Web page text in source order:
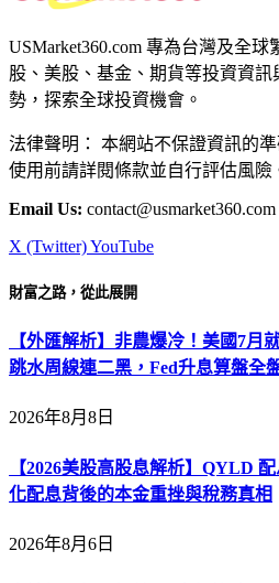
USMarket360.com 專為台灣及全
股、美股、基金、期貨等投資資
勢，探索全球投資機會。
法律聲明： 本網站不保證資訊的
使用前請詳閱條款並自行評估風險
Email Us: contact@usmarket360.com
X (Twitter)YouTube
財富之路，從此展開
【外匯解析】非農爆冷！美國7月
跳水周線連二黑，Fed升息算盤全
2026年8月8日
【2026美股高股息解析】QYLD
化配息背後的本金重挫與稅務真相
2026年8月6日